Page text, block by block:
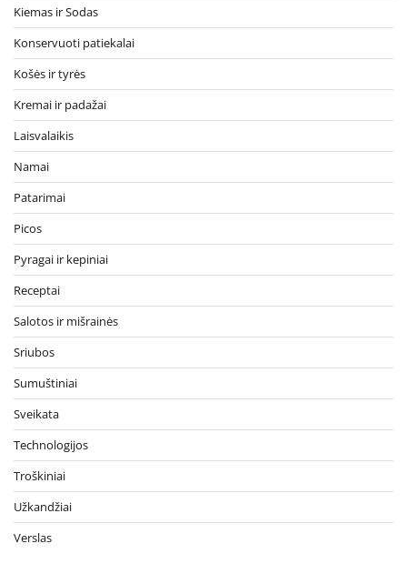
Kiemas ir Sodas
Konservuoti patiekalai
Košės ir tyrės
Kremai ir padažai
Laisvalaikis
Namai
Patarimai
Picos
Pyragai ir kepiniai
Receptai
Salotos ir mišrainės
Sriubos
Sumuštiniai
Sveikata
Technologijos
Troškiniai
Užkandžiai
Verslas